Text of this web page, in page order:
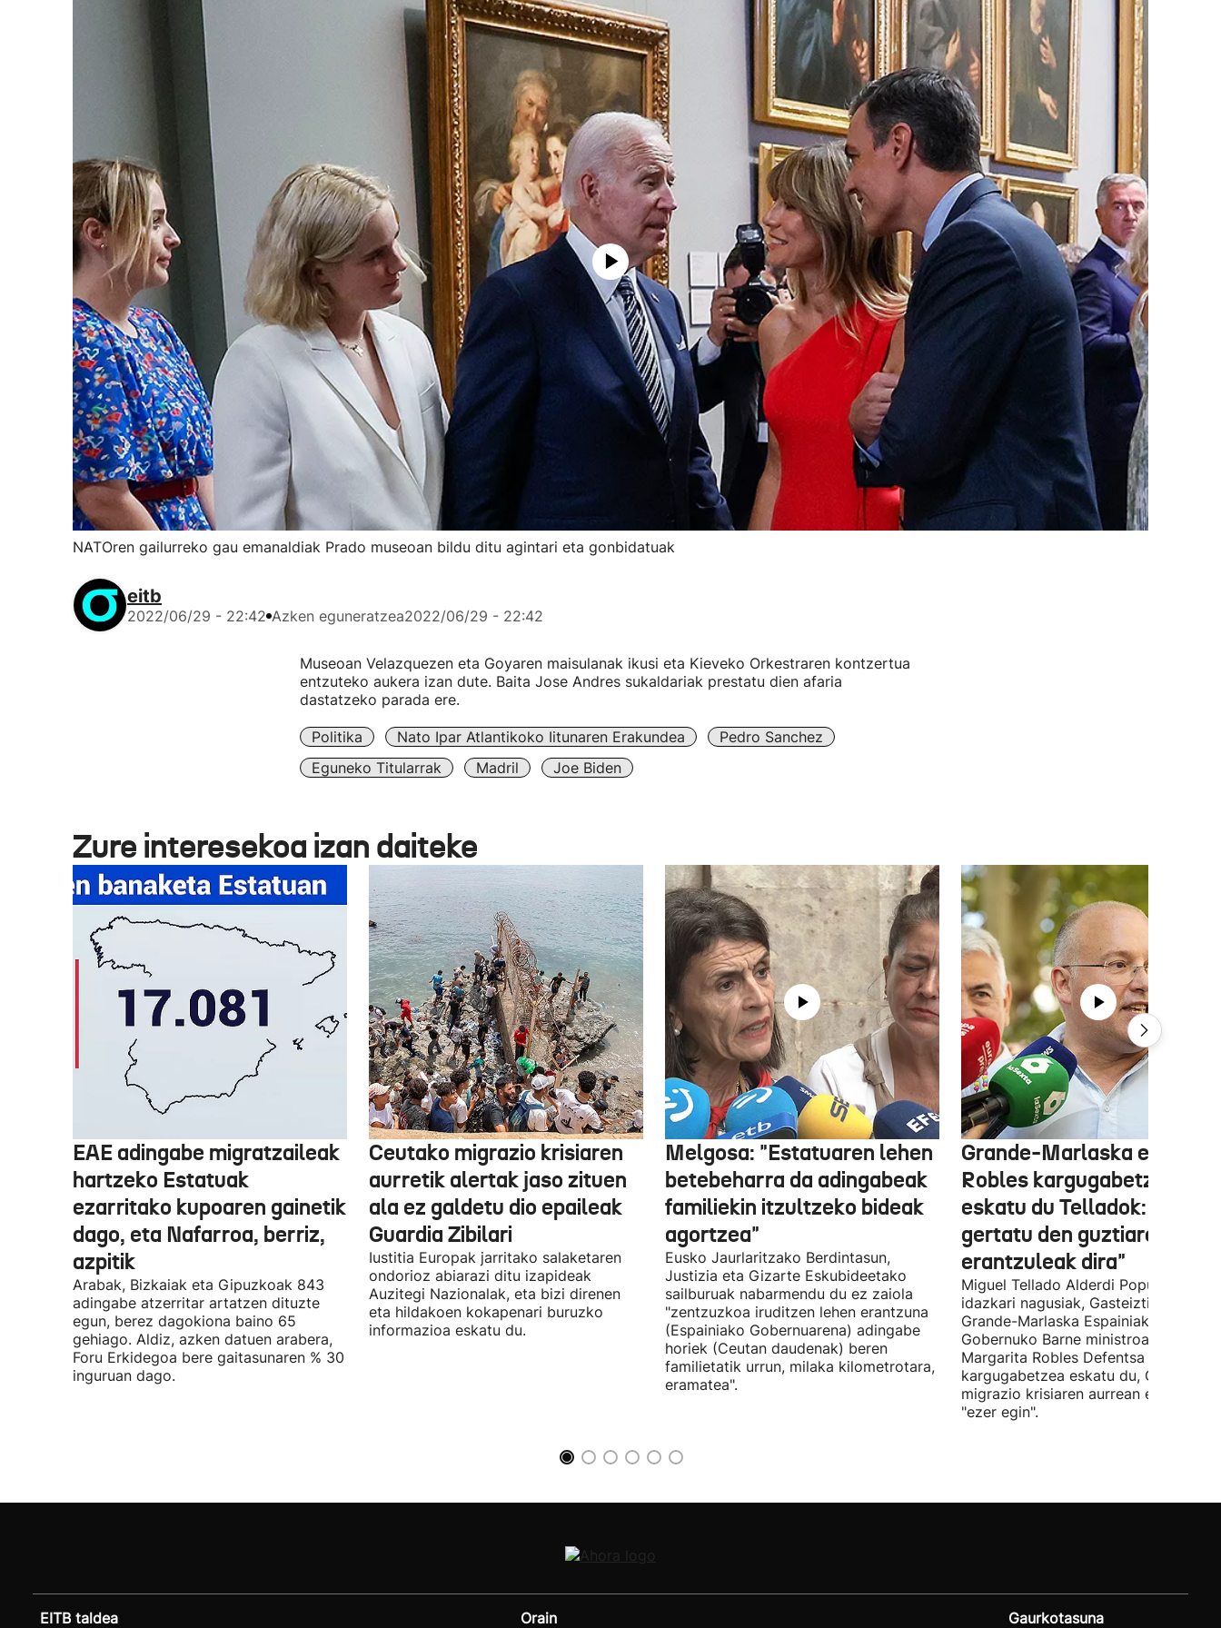
NATOren gailurreko gau emanaldiak Prado museoan bildu ditu agintari eta gonbidatuak
eitb
2022/06/29 - 22:42 Azken eguneratzea2022/06/29 - 22:42
Museoan Velazquezen eta Goyaren maisulanak ikusi eta Kieveko Orkestraren kontzertua
entzuteko aukera izan dute. Baita Jose Andres sukaldariak prestatu dien afaria
dastatzeko parada ere.
Politika Nato Ipar Atlantikoko Iitunaren Erakundea
Pedro Sanchez
Eguneko Titularrak
Madril Joe Biden
Zure interesekoa izan daiteke
EAE adingabe migratzaileak
hartzeko Estatuak
ezarritako kupoaren gainetik
dago, eta Nafarroa, berriz,
azpitik
Arabak, Bizkaiak eta Gipuzkoak 843
adingabe atzerritar artatzen dituzte
egun, berez dagokiona baino 65
gehiago. Aldiz, azken datuen arabera,
Foru Erkidegoa bere gaitasunaren % 30
inguruan dago.
Ceutako migrazio krisiaren
aurretik alertak jaso zituen
ala ez galdetu dio epaileak
Guardia Zibilari
Iustitia Europak jarritako salaketaren
ondorioz abiarazi ditu izapideak
Auzitegi Nazionalak, eta bizi direnen
eta hildakoen kokapenari buruzko
informazioa eskatu du.
Melgosa: "Estatuaren lehen
betebeharra da adingabeak
familiekin itzultzeko bideak
agortzea"
Eusko Jaurlaritzako Berdintasun,
Justizia eta Gizarte Eskubideetako
sailburuak nabarmendu du ez zaiola
"zentzuzkoa iruditzen lehen erantzuna
(Espainiako Gobernuarena) adingabe
horiek (Ceutan daudenak) beren
familietatik urrun, milaka kilometrotara,
eramatea".
Grande-Marlaska eta
Robles kargugabetzea
eskatu du Telladok:
gertatu den guztiaren
erantzuleak dira"
Miguel Tellado Alderdi Popularraren
idazkari nagusiak, Gasteiztik,
Grande-Marlaska Espainiako
Gobernuko Barne ministroa eta
Margarita Robles Defentsa ministroa
kargugabetzea eskatu du, Ceutako
migrazio krisiaren aurrean ez
"ezer egin".
EITB taldea Orain Gaurkotasuna